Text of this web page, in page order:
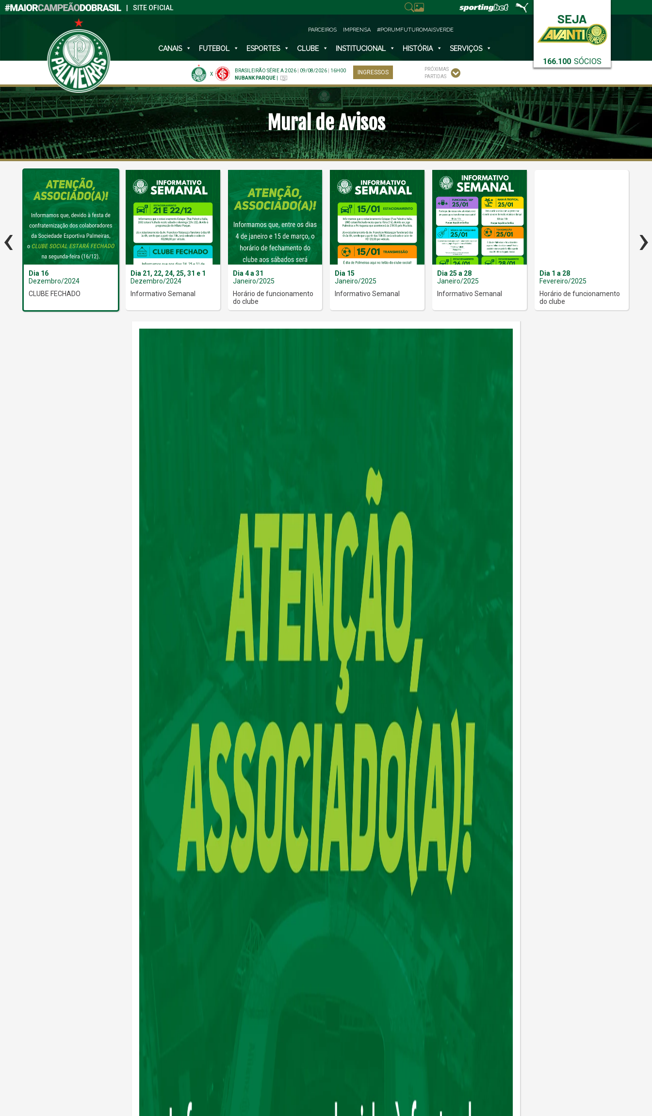
SITE OFICIAL
166.100 SÓCIOS
PARCEIROS IMPRENSA #PORUMFUTUROMAISVERDE
CANAIS FUTEBOL ESPORTES CLUBE INSTITUCIONAL HISTÓRIA SERVIÇOS
X
BRASILEIRÃO SÉRIE A 2026 09/08/2026
16H00
NUBANK PARQUE
INGRESSOS
PRÓXIMAS
PARTIDAS
Mural de Avisos
Dia 16
Dezembro/2024
CLUBE FECHADO
Dia 21, 22, 24, 25, 31 e 1
Dezembro/2024
Informativo Semanal
Dia 4 a 31
Janeiro/2025
Horário de funcionamento
do clube
Dia 15
Janeiro/2025
Informativo Semanal
Dia 25 a 28
Janeiro/2025
Informativo Semanal
Dia 1 a 28
Fevereiro/2025
Horário de funcionamento
do clube
‹ ›